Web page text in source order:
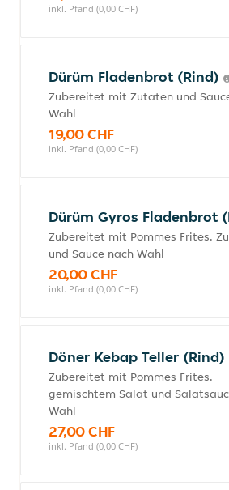
inkl. Pfand (0,00 CHF)
Dürüm Fladenbrot (Rind)
Zubereitet mit Zutaten und
Wahl
19,00 CHF
inkl. Pfand (0,00 CHF)
Dürüm Gyros Fladenbrot
Zubereitet mit Pommes Frites,
und Sauce nach Wahl
20,00 CHF
inkl. Pfand (0,00 CHF)
Döner Kebap Teller (Rind)
Zubereitet mit Pommes Frites,
gemischtem Salat und
Wahl
27,00 CHF
inkl. Pfand (0,00 CHF)